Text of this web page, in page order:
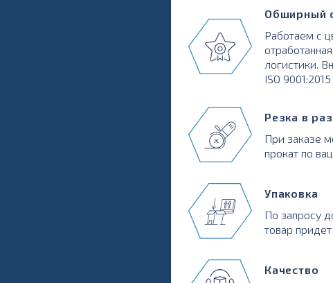
Обширный
Работаем с
логистики.
ISO 9001:2015
Резка в
При заказе
прокат по
Упаковка
По запросу
товар
Качество